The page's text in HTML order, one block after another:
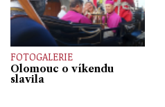
FOTOGALERIE
Olomouc o víkendu
slavila